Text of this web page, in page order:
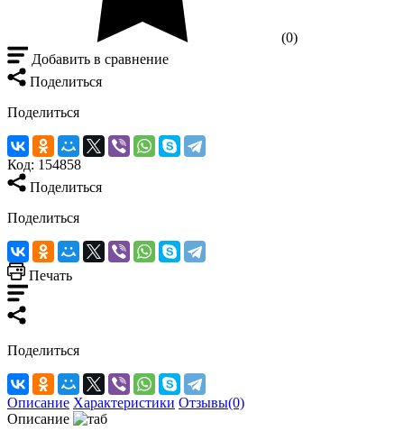
(0)
Добавить в сравнение
Поделиться
Поделиться
Код: 154858
Поделиться
Поделиться
Печать
Поделиться
Описание Характеристики Отзывы(0)
Описание